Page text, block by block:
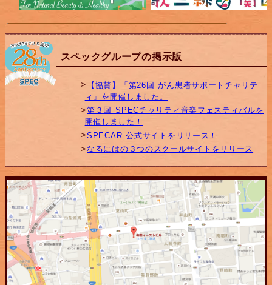
スペックグループの掲示版
【協賛】「第26回 がん患者サポートチャリテ
ィ」を開催しました。
第３回 SPECチャリティ音楽フェスティバルを
開催しました！
SPECAR 公式サイトをリリース！
なるにはの３つのスクールサイトをリリース